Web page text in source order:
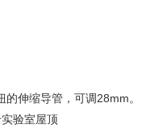
伸缩导管，可调28mm。
验室屋顶